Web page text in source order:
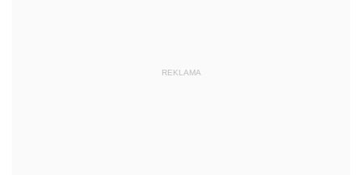
REKLAMA